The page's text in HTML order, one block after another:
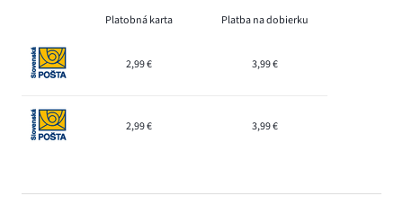
Platobná karta Platba na dobierku
2,99 € 3,99 €
2,99 € 3,99 €